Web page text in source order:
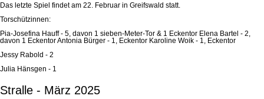
Das letzte Spiel findet am 22. Februar in Greifswald statt.
Torschützinnen:
Pia-Josefina Hauff - 5, davon 1 sieben-Meter-Tor & 1 Eckentor Elena Bartel - 2,
davon 1 Eckentor Antonia Bürger - 1, Eckentor Karoline Woik - 1, Eckentor
Jessy Rabold - 2
Julia Hänsgen - 1
Stralle - März 2025